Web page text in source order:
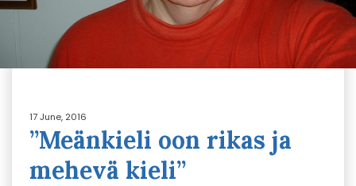
17 June, 2016
”Meänkieli oon rikas ja
mehevä kieli”